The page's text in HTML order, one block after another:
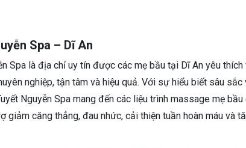
Spa – Dĩ An
Spa là địa chỉ uy tín được các mẹ bầu tại Dĩ An yêu
nghiệp, tận tâm và hiệu quả. Với sự hiểu biết sâu
Nguyễn Spa mang đến các liệu trình massage mẹ
giảm căng thẳng, đau nhức, cải thiện tuần hoàn máu và